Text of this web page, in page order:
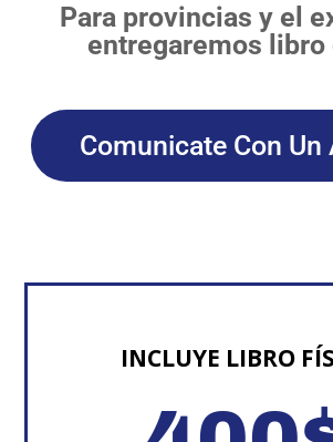
Para provincias y el
entregaremos libro
Comunicate Con Un
INCLUYE LIBRO